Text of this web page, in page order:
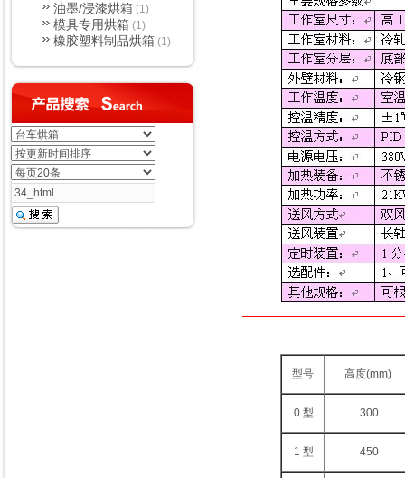
型号 高度(mm)
0 型 300
1 型 450
油墨/浸漆烘箱 (1)
模具专用烘箱 (1)
橡胶塑料制品烘箱 (1)